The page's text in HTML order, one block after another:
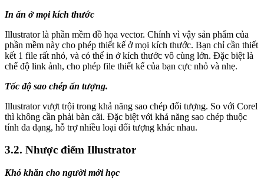
In ấn ở mọi kích thước
Illustrator là phần mềm đồ họa vector. Chính vì vậy sản phẩm của
phần mềm này cho phép thiết kế ở mọi kích thước. Bạn chỉ cần thiết
kết 1 file rất nhỏ, và có thể in ở kích thước vô cùng lớn. Đặc biệt là
chế độ link ảnh, cho phép file thiết kế của bạn cực nhỏ và nhẹ.
Tốc độ sao chép ấn tượng.
Illustrator vượt trội trong khả năng sao chép đối tượng. So với Corel
thì không cần phải bàn cãi. Đặc biệt với khả năng sao chép thuộc
tính đa dạng, hỗ trợ nhiều loại đối tượng khác nhau.
3.2. Nhược điểm Illustrator
Khó khăn cho người mới học